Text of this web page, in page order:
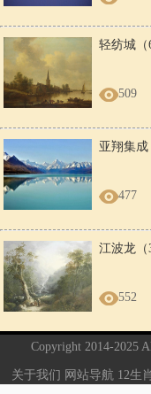
轻纺城（
509
亚翔集成
477
江波龙（
552
Copyright 2014-2025
关于我们 网站导航 12生